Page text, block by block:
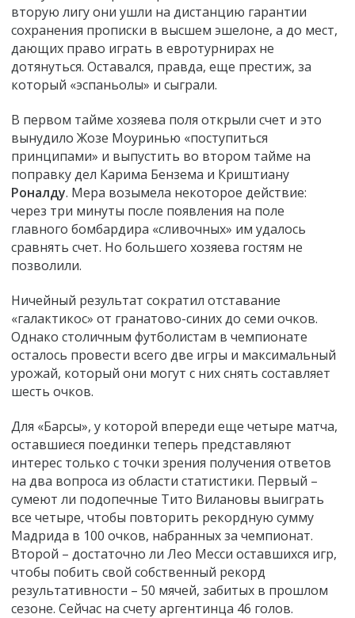
вторую лигу они ушли на дистанцию гарантии
сохранения прописки в высшем эшелоне, а до мест,
дающих право играть в евротурнирах не
дотянуться. Оставался, правда, еще престиж, за
который «эспаньолы» и сыграли.
В первом тайме хозяева поля открыли счет и это
вынудило Жозе Моуринью «поступиться
принципами» и выпустить во втором тайме на
поправку дел Карима Бензема и Криштиану
Роналду. Мера возымела некоторое действие:
через три минуты после появления на поле
главного бомбардира «сливочных» им удалось
сравнять счет. Но большего хозяева гостям не
позволили.
Ничейный результат сократил отставание
«галактикос» от гранатово-синих до семи очков.
Однако столичным футболистам в чемпионате
осталось провести всего две игры и максимальный
урожай, который они могут с них снять составляет
шесть очков.
Для «Барсы», у которой впереди еще четыре матча,
оставшиеся поединки теперь представляют
интерес только с точки зрения получения ответов
на два вопроса из области статистики. Первый –
сумеют ли подопечные Тито Вилановы выиграть
все четыре, чтобы повторить рекордную сумму
Мадрида в 100 очков, набранных за чемпионат.
Второй – достаточно ли Лео Месси оставшихся игр,
чтобы побить свой собственный рекорд
результативности – 50 мячей, забитых в прошлом
сезоне. Сейчас на счету аргентинца 46 голов.